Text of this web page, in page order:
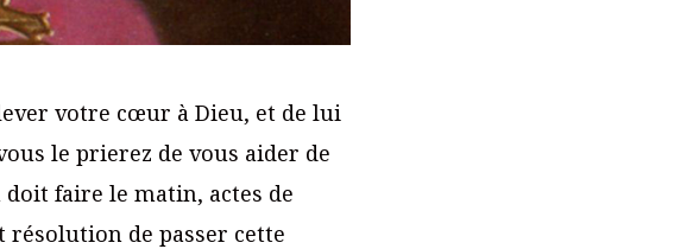
votre cœur à Dieu, et de lui
le prierez de vous aider de
faire le matin, actes de
résolution de passer cette